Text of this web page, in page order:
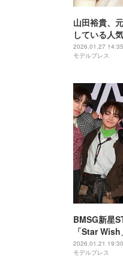
山田裕貴、
している人
計らいに反
じる」
2026.01.27 14:35
モデルプレス
BMSG新星
「Star
の“思い出の
2026.01.21 19:30
モデルプレス